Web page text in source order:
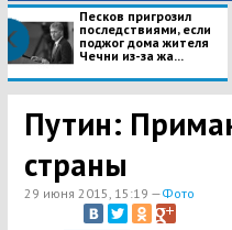
Песков пригрозил
последствиями, если
поджог дома жителя
Чечни из-за жа...
Путин:
страны
29 июня 2015, 15:19 —Фото